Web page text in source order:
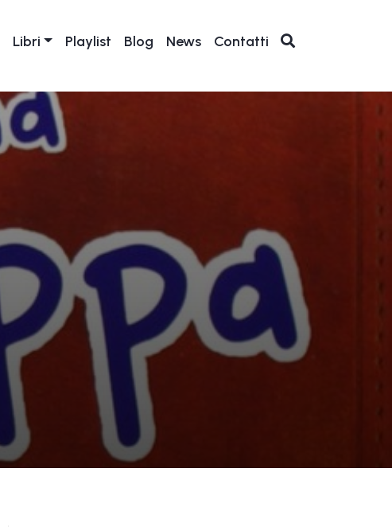
Libri Playlist Blog News Contatti